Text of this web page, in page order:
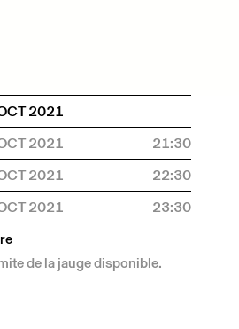
2021
2021
21:30
2021
22:30
2021
23:30
de la jauge disponible.